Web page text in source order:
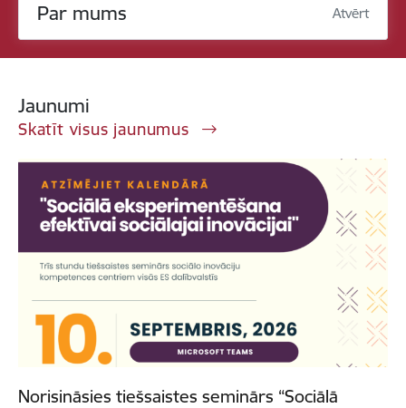
Par mums Atvērt
Jaunumi
Skatīt visus jaunumus
Norisināsies tiešsaistes seminārs “Sociālā